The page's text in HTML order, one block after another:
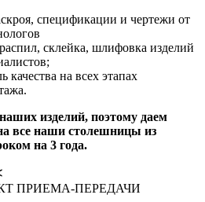
спецификации и чертежи от
склейка, шлифовка изделий
на всех этапах
изделий, поэтому даем
все наши столешницы из
на 3 года.
ПРИЕМА-ПЕРЕДАЧИ